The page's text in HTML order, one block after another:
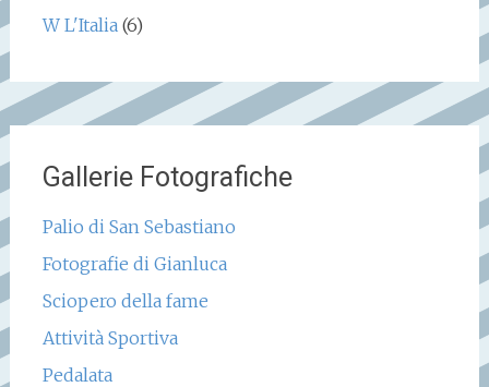
W L'Italia (6)
Gallerie Fotografiche
Palio di San Sebastiano
Fotografie di Gianluca
Sciopero della fame
Attività Sportiva
Pedalata